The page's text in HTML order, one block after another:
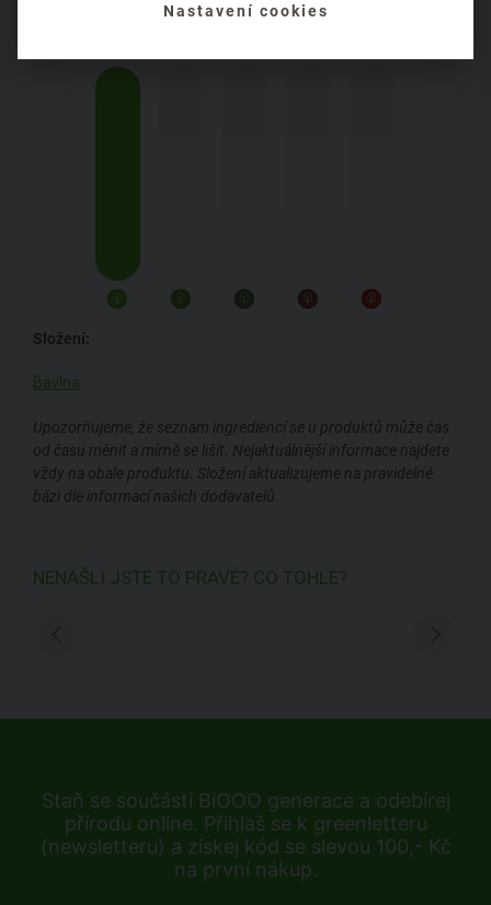
Složení:
Bavlna
Upozorňujeme, že seznam ingrediencí se u produktů může čas
od času měnit a mírně se lišit. Nejaktuálnější informace najdete
vždy na obale produktu. Složení aktualizujeme na pravidelné
bázi dle informací našich dodavatelů.
NENAŠLI JSTE TO PRAVÉ? CO TOHLE?
Staň se součástí BiOOO generace a odebírej
přírodu online. Přihlaš se k greenletteru
(newsletteru) a získej kód se slevou 100,- Kč
na první nákup.
Nastavení cookies